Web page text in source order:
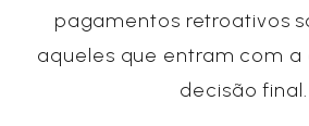
pagamentos retroativos
aqueles que entram com
decisão final.